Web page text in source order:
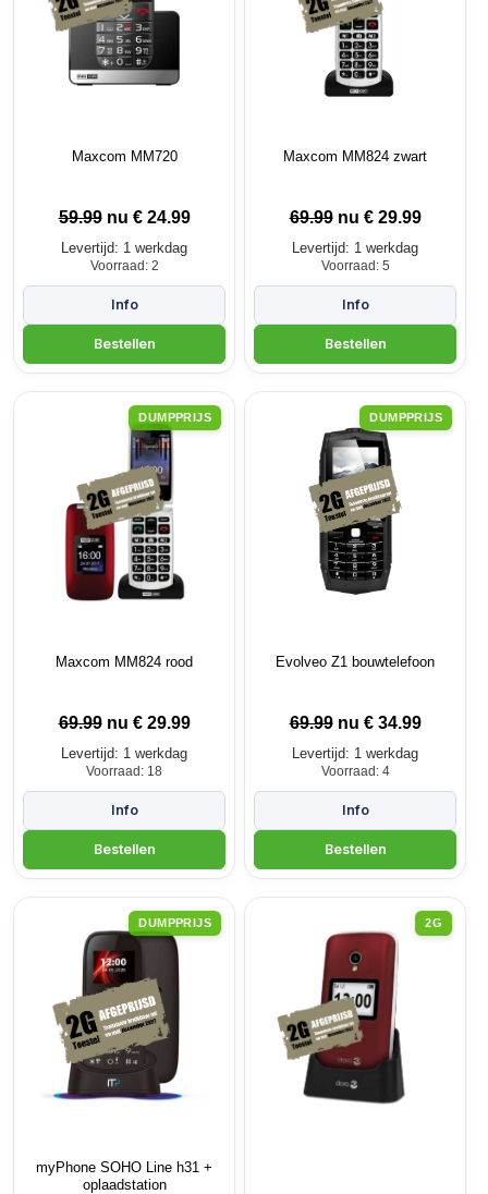
Maxcom MM720
59.99nu € 24.99
Levertijd: 1 werkdag
Voorraad: 2
Maxcom MM824 zwart
69.99nu € 29.99
Levertijd: 1 werkdag
Voorraad: 5
DUMPPRIJS
Maxcom MM824 rood
69.99nu € 29.99
Levertijd: 1 werkdag
Voorraad: 18
DUMPPRIJS
Evolveo Z1 bouwtelefoon
69.99nu € 34.99
Levertijd: 1 werkdag
Voorraad: 4
DUMPPRIJS
myPhone SOHO Line h31 +
oplaadstation
2G